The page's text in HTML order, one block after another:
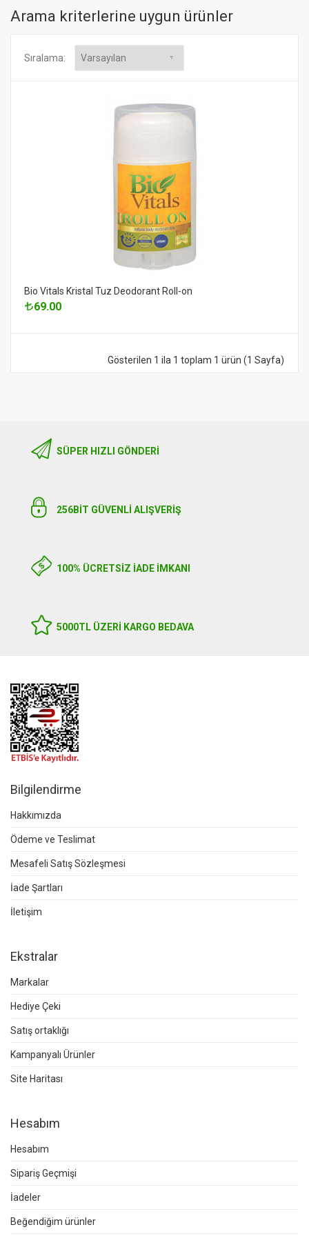
Arama kriterlerine uygun ürünler
Sıralama:
Bio Vitals Kristal Tuz Deodorant Roll-on
69.00
Gösterilen 1 ila 1 toplam 1 ürün (1 Sayfa)
SÜPER HIZLI GÖNDERI
256BIT GÜVENLİ ALIŞVERİŞ
100% ÜCRETSİZ İADE İMKANI
5000TL ÜZERI KARGO BEDAVA
Bilgilendirme
Hakkımızda
Ödeme ve Teslimat
Mesafeli Satış Sözleşmesi
İade Şartları
İletişim
Ekstralar
Markalar
Hediye Çeki
Satış ortaklığı
Kampanyalı Ürünler
Site Haritası
Hesabım
Hesabım
Sipariş Geçmişi
İadeler
Beğendiğim ürünler